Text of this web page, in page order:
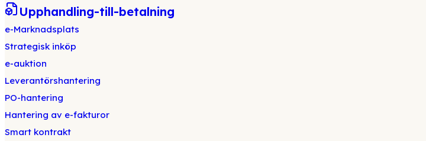
Upphandling-till-betalning
e-Marknadsplats
Strategisk inköp
e-auktion
Leverantörshantering
PO-hantering
Hantering av e-fakturor
Smart kontrakt